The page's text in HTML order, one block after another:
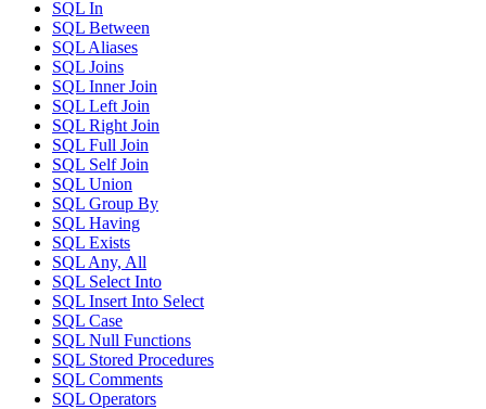
SQL In
SQL Between
SQL Aliases
SQL Joins
SQL Inner Join
SQL Left Join
SQL Right Join
SQL Full Join
SQL Self Join
SQL Union
SQL Group By
SQL Having
SQL Exists
SQL Any, All
SQL Select Into
SQL Insert Into Select
SQL Case
SQL Null Functions
SQL Stored Procedures
SQL Comments
SQL Operators